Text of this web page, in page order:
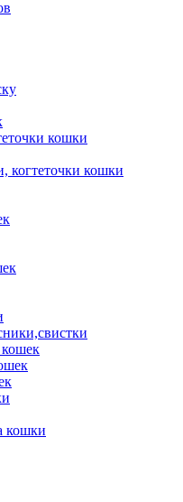
кошки
когтеточки кошки
кошки